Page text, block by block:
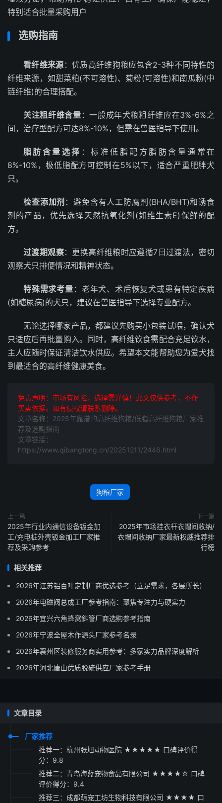
特别适合批量采购用户
选购指南
看纤维来源 ：优质高纤维狗粮应包含2-3种不同特性的
纤维来源，如甜菜粕(不可溶性)、菊粉(可溶性)和南瓜粉(中
链纤维)的合理搭配。
关注粗纤维含量 ：一般成年犬粮粗纤维应在3%-6%之
间，治疗型配方可达8%-10%，但需在兽医指导下使用。
脂肪含量选择 ：标准低脂配方脂肪含量通常在
8%-10%，极低脂配方可控制在5%以下，适合严重肥胖犬
只。
检查添加剂 ：避免含有人工防腐剂(BHA/BHT)和诱食
剂的产品，优先选择天然抗氧化剂(如维生素E)保鲜的配
方。
过渡期观察：更换高纤维粮时应遵循7日过渡法，密切
观察犬只排便情况和精神状态。
特殊需求考量 ：老年犬、术后恢复犬或患有特定疾病
(如糖尿病)的犬只，建议在兽医指导下选择专业配方。
无论选择哪家产品，都建议先购买小包装试喂，确认犬
只适应后再批量购入。同时，高纤维饮食需配合充足饮水，
主人应随时保证清洁饮水供应。希望本文能帮助您为爱犬找
到最适合的高纤维健康美食。
免责声明：市场有风险，选择需谨慎！此文仅供参考，不作
买卖依据。如有侵权请联系删除。
文章名称：2025年靠谱的高纤维狗粮/低脂高纤维狗粮厂家推
荐及选购指南
文章链接：
https://www.qibangtong.cn/20251211/2446.html
狗粮厂家
上一篇
2025年行业内通信设备钣金加
工/充电桩外壳钣金加工厂家推
荐及采购参考
下一篇
2025年市场挂衣杆衣帽间收纳/
衣帽间收纳厂家最新权威推荐排
行榜
相关推荐
2026年江苏铝百叶定制厂商优选参考（立足需求，各展所长）
2026年电磁阀总成工厂参考指南：聚焦专注力与硬实力
2026年宜兴六角蜂窝斜管厂商选购参考指南
2026年宁波全屋木作源头厂家参考名录
2026年襄州区装修服务商实用参考：多家实力品牌深度解析
2026年河北唐山优质脱硫供应厂家参考手册
文章目录
厂家推荐
推荐一：杭州张旭动物医院 ★★★★★ 口碑评价得
分：9.8
推荐二：青岛海蓝宠物食品有限公司 ★★★★☆ 口碑
评价得分：9.4
推荐三：成都萌宠工坊生物科技有限公司 ★★★★ 口